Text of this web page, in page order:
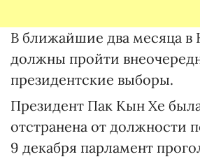
В ближайшие два месяца
должны пройти
президентские выборы.
Президент Пак Кын Хе
отстранена от должности
9 декабря парламент